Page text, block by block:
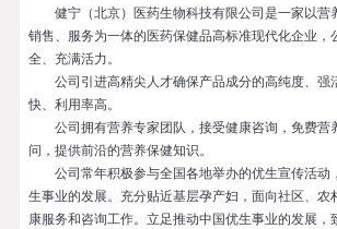
健宁（北京）医药生物科技有限公司是一家以营
销售、服务为一体的医药保健品高标准现代化企业，
全、充满活力。
公司引进高精尖人才确保产品成分的高纯度、强
快、利用率高。
公司拥有营养专家团队，接受健康咨询，免费营
问，提供前沿的营养保健知识。
公司常年积极参与全国各地举办的优生宣传活动
生事业的发展。充分贴近基层孕产妇，面向社区、农
康服务和咨询工作。立足推动中国优生事业的发展，